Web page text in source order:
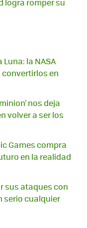
la NASA
en
nos deja
volver a ser los
Games compra
en la realidad
sus ataques con
serio cualquier